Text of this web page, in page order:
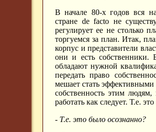
В начале 80-х годов вся
стране de facto не
регулирует ее не столько
торгуемся за план. Итак,
корпус и представители
они и есть собственники.
обладают нужной
передать право
мешает стать
собственность этим
работать как следует. Т.е.
- Т.е. это было осознанно?